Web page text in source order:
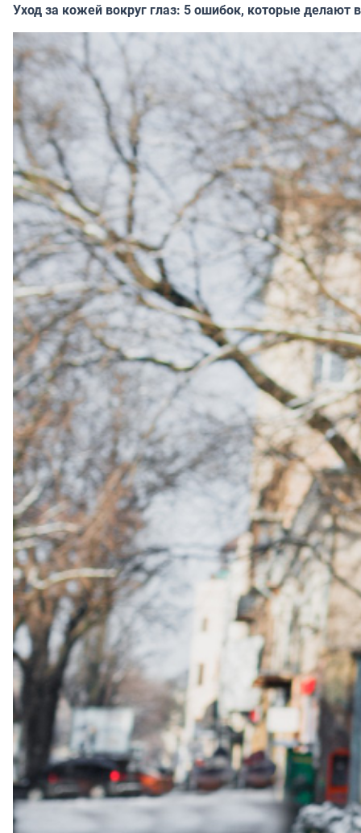
Уход за кожей вокруг глаз: 5 ошибок, которые делают